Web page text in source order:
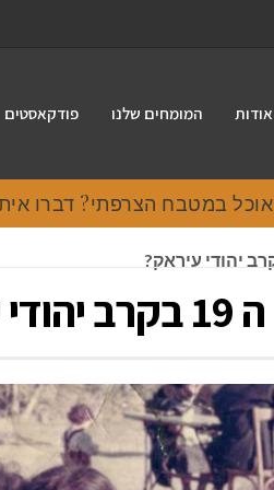
אודות המומחים שלנו פודקאסטים
במטבח הצרפתי? דברו איתי יהודית